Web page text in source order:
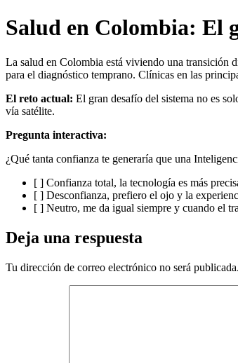
Salud en Colombia: El
La salud en Colombia está viviendo una transición
para el diagnóstico temprano. Clínicas en las
El reto actual: El gran desafío del sistema no es
vía satélite.
Pregunta interactiva:
¿Qué tanta confianza te generaría que una
[ ] Confianza total, la tecnología es más
[ ] Desconfianza, prefiero el ojo y la
[ ] Neutro, me da igual siempre y cuando el
Deja una respuesta
Tu dirección de correo electrónico no será publicada.